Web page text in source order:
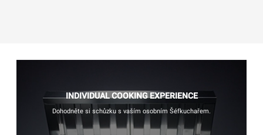
INDIVIDUAL COOKING EXPERIENCE
Dohodněte si schůzku s vaším osobním Šéfkuchařem.